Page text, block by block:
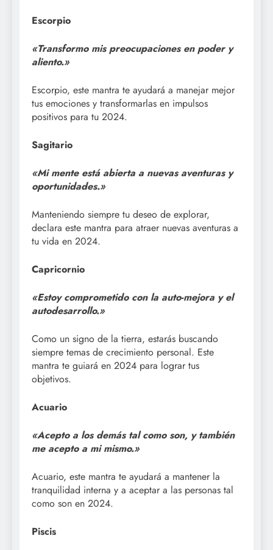
Escorpio
«Transformo mis preocupaciones en poder y
aliento.»
Escorpio, este mantra te ayudará a manejar mejor
tus emociones y transformarlas en impulsos
positivos para tu 2024.
Sagitario
«Mi mente está abierta a nuevas aventuras y
oportunidades.»
Manteniendo siempre tu deseo de explorar,
declara este mantra para atraer nuevas aventuras a
tu vida en 2024.
Capricornio
«Estoy comprometido con la auto-mejora y el
autodesarrollo.»
Como un signo de la tierra, estarás buscando
siempre temas de crecimiento personal. Este
mantra te guiará en 2024 para lograr tus
objetivos.
Acuario
«Acepto a los demás tal como son, y también
me acepto a mi mismo.»
Acuario, este mantra te ayudará a mantener la
tranquilidad interna y a aceptar a las personas tal
como son en 2024.
Piscis